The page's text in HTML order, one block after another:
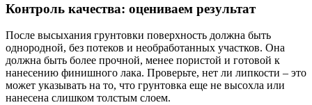
Контроль качества: оцениваем результат
После высыхания грунтовки поверхность должна быть
однородной, без потеков и необработанных участков. Она
должна быть более прочной, менее пористой и готовой к
нанесению финишного лака. Проверьте, нет ли липкости – это
может указывать на то, что грунтовка еще не высохла или
нанесена слишком толстым слоем.